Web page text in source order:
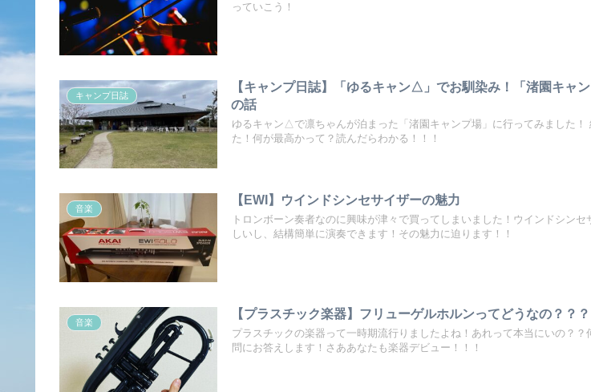
っていこう！
キャンプ日誌
【キャンプ日誌】「ゆるキャン△」でお馴染み！「渚園キャ
の話
ゆるキャン△で凛ちゃんが泊まった「渚園キャンプ場」に行ってみました！
た！何が最高かって？読んだらわかる！！！
音楽
【EWI】ウインドシンセサイザーの魅力
トロンボーン奏者なのに興味が津々で買ってしまいました！ウインドシン
しいし、結構簡単に演奏できます！その魅力に迫ります！！
音楽
【プラスチック楽器】フリューゲルホルンってどうなの？？？
プラスチックの楽器って一時期流行りましたよね！あれって本当にいの？？
問にお答えします！さああなたも楽器デビュー！！！